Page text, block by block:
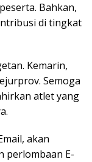
Bahkan,
di tingkat
Kemarin,
Semoga
atlet yang
akan
perlombaan E-